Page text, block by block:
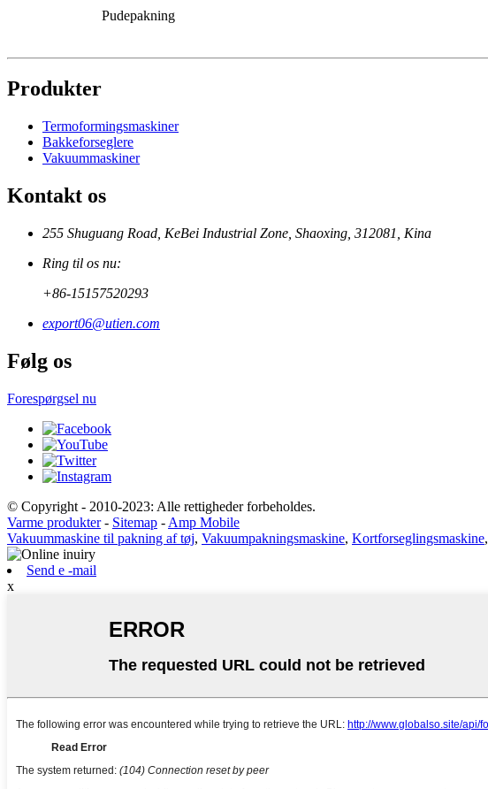
Pudepakning
Produkter
Termoformingsmaskiner
Bakkeforseglere
Vakuummaskiner
Kontakt os
255 Shuguang Road, KeBei Industrial Zone, Shaoxing, 312081, Kina
Ring til os nu:
+86-15157520293
export06@utien.com
Følg os
Forespørgsel nu
© Copyright - 2010-2023: Alle rettigheder forbeholdes.
Varme produkter- Sitemap - Amp Mobile
Vakuummaskine til pakning af tøj, Vakuumpakningsmaskine, Kortforseglingsmaskine,
Send e -mail
x